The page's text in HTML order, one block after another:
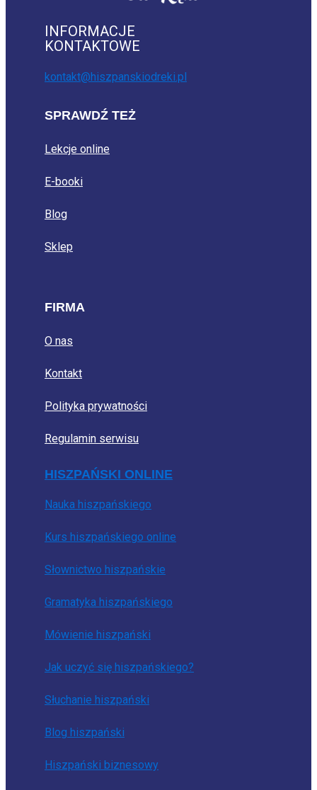
INFORMACJE
KONTAKTOWE
kontakt@hiszpanskiodreki.pl
SPRAWDŹ TEŻ
Lekcje online
E-booki
Blog
Sklep
FIRMA
O nas
Kontakt
Polityka prywatności
Regulamin serwisu
HISZPAŃSKI ONLINE
Nauka hiszpańskiego
Kurs hiszpańskiego online
Słownictwo hiszpańskie
Gramatyka hiszpańskiego
Mówienie hiszpański
Jak uczyć się hiszpańskiego?
Słuchanie hiszpański
Blog hiszpański
Hiszpański biznesowy